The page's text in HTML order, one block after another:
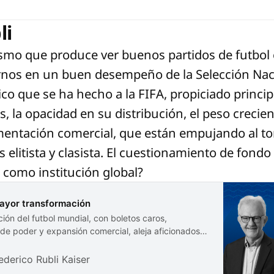
que produce ver buenos partidos de futbol
en un buen desempeño de la Selección
que se ha hecho a la FIFA, propiciado
la opacidad en su distribución, el peso
comercial, que están empujando al
elitista y clasista. El cuestionamiento de fondo
como institución global?
transformación
del futbol mundial, con boletos caros,
poder y expansión comercial, aleja aficionados,
Rubli Kaiser